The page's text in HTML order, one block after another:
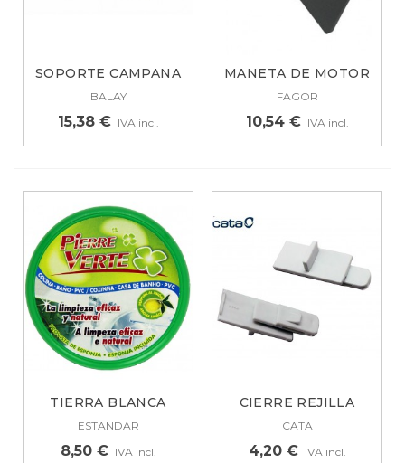
SOPORTE CAMPANA
EXTRACTORA BALAY...
BALAY
15,38 € IVA incl.
MANETA DE MOTOR
FAGOR KE0001601
FAGOR
10,54 € IVA incl.
TIERRA BLANCA
ECOLOGICA...
ESTANDAR
8,50 € IVA incl.
CIERRE REJILLA
CAMPANA...
CATA
4,20 € IVA incl.